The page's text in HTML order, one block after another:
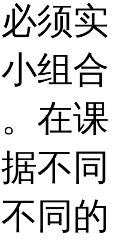
须实
组合
在课
不同
同的